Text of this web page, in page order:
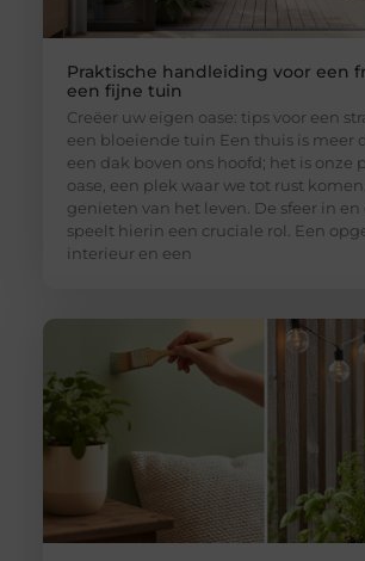
Praktische handleiding voor een
een fijne tuin
Creëer uw eigen oase: tips voor een
een bloeiende tuin Een thuis is meer
een dak boven ons hoofd; het is onze
oase, een plek waar we tot rust
genieten van het leven. De sfeer in
speelt hierin een cruciale rol. Een
interieur en een